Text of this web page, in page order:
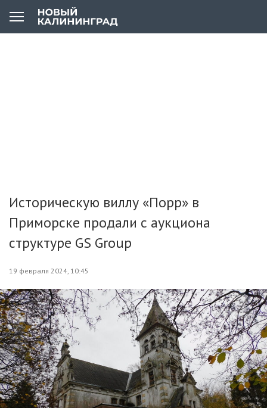
Историческую виллу «Порр» в
Приморске продали с аукциона
структуре GS Group
19 февраля 2024, 10:45